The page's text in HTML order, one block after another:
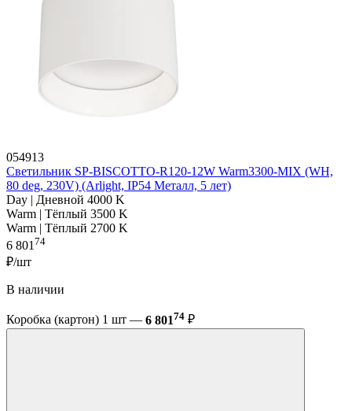
054913
Светильник SP-BISCOTTO-R120-12W Warm3300-MIX (WH,
80 deg, 230V) (Arlight, IP54 Металл, 5 лет)
Day | Дневной 4000 K
Warm | Тёплый 3500 K
Warm | Тёплый 2700 K
6 80174
₽/шт
В наличии
Коробка (картон) 1 шт — 6 80174 ₽